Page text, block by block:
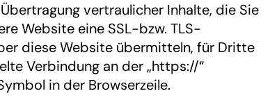
vertraulicher Inhalte, die Sie
Website eine SSL-bzw. TLS-
diese Website übermitteln, für Dritte
Verbindung an der „https://“
in der Browserzeile.